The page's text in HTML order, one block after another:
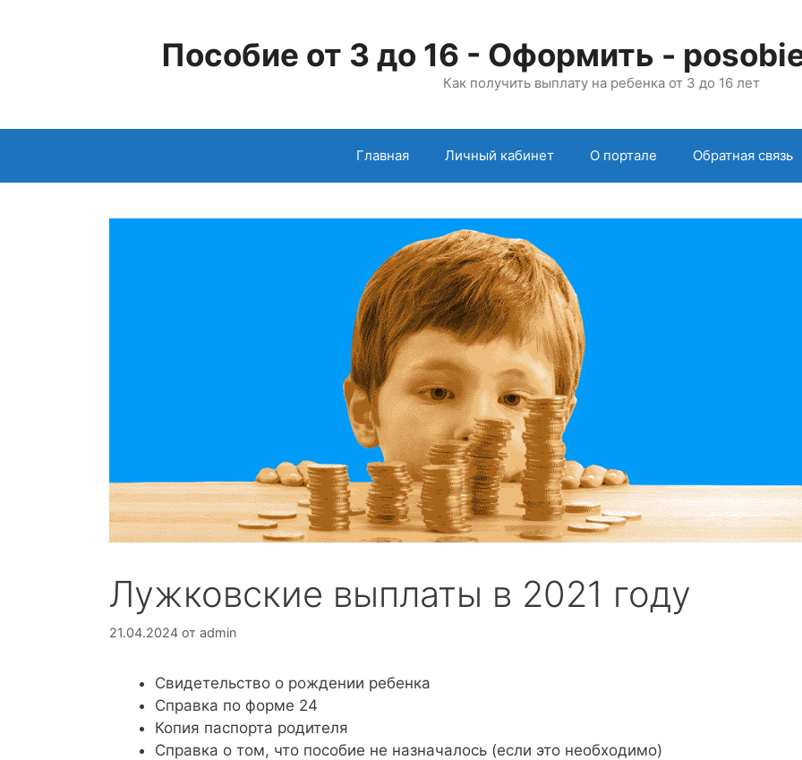
Пособие от 3 до 16 - Оформить -
Как получить выплату на ребенка от 3 до 16 лет
Главная Личный кабинет О портале Обратная связь
Лужковские выплаты в 2021 году
21.04.2024 от admin
Свидетельство о рождении ребенка
Справка по форме 24
Копия паспорта родителя
Справка о том, что пособие не назначалось (если это необходимо)